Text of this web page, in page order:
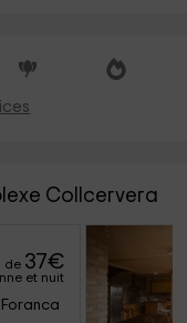
Collcervera
de 37€
et nuit